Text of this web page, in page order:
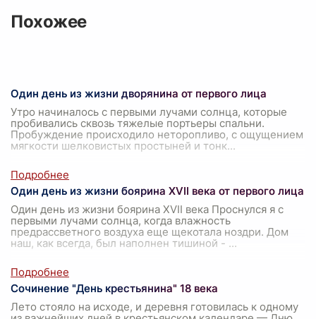
Похожее
Один день из жизни дворянина от первого лица
Утро начиналось с первыми лучами солнца, которые
пробивались сквозь тяжелые портьеры спальни.
Пробуждение происходило неторопливо, с ощущением
мягкости шелковистых простыней и тонк...
Один день из жизни боярина XVII века от первого лица
Один день из жизни боярина XVII века Проснулся я с
первыми лучами солнца, когда влажность
предрассветного воздуха еще щекотала ноздри. Дом
наш, как всегда, был наполнен тишиной - ...
Сочинение "День крестьянина" 18 века
Лето стояло на исходе, и деревня готовилась к одному